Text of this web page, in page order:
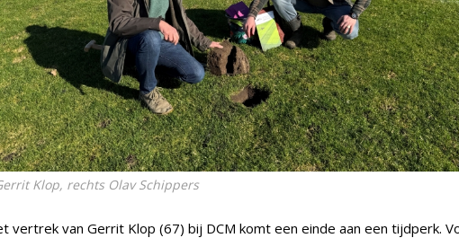
Klop, rechts Olav Schippers
vertrek van Gerrit Klop (67) bij DCM komt een einde aan een tijdperk.